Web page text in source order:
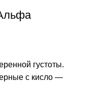
густоты.
с кисло —